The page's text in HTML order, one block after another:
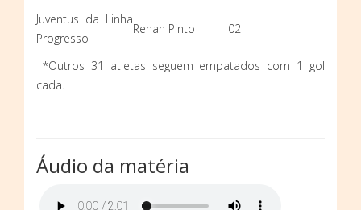
Juventus da Linha
Progresso
Renan Pinto 02
*Outros 31 atletas seguem empatados com 1 gol
cada.
Áudio da matéria